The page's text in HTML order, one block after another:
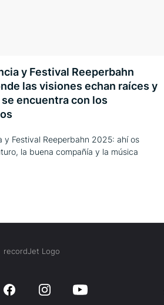
y Festival Reeperbahn
las visiones echan raíces y
encuentra con los
y Festival Reeperbahn 2025: ahí os
la buena compañía y la música